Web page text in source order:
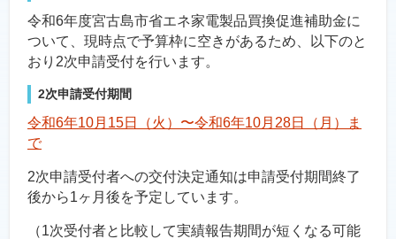
令和6年度宮古島市省エネ家電製品買換促進補助金に
ついて、現時点で予算枠に空きがあるため、以下のと
おり2次申請受付を行います。
2次申請受付期間
令和6年10月15日（火）〜令和6年10月28日（月）ま
で
2次申請受付者への交付決定通知は申請受付期間終了
後から1ヶ月後を予定しています。
（1次受付者と比較して実績報告期間が短くなる可能